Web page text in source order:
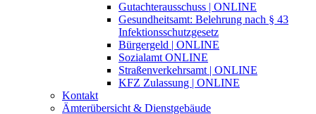
Gutachterausschuss | ONLINE
Gesundheitsamt: Belehrung nach § 43
Infektionsschutzgesetz
Bürgergeld | ONLINE
Sozialamt ONLINE
Straßenverkehrsamt | ONLINE
KFZ Zulassung | ONLINE
Kontakt
Ämterübersicht & Dienstgebäude